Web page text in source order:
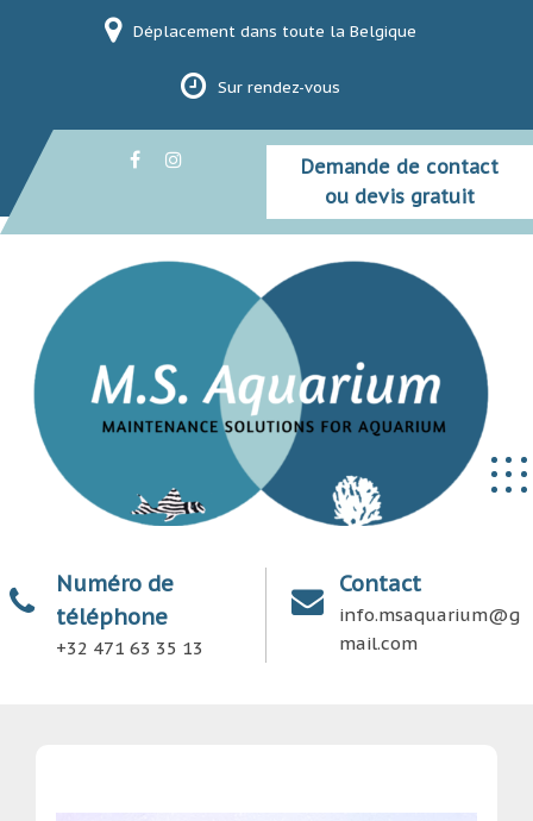
Déplacement dans toute la Belgique
Sur rendez-vous
Demande de contact
ou devis gratuit
Numéro de
téléphone
+32 471 63 35 13
Contact
info.msaquarium@g
mail.com